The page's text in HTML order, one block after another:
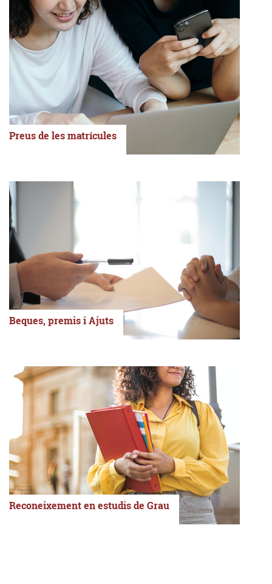
Preus de les matrícules
Beques, premis i Ajuts
Reconeixement en estudis de Grau